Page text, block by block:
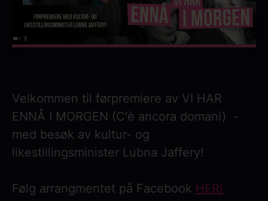
Velkommen til førpremiere av VI HAR
ENNÅ I MORGEN (C'è ancora domani) -
med besøk av kultur- og
likestillingsminister Lubna Jaffery!
Følg arrangmentet på Facebook HER!